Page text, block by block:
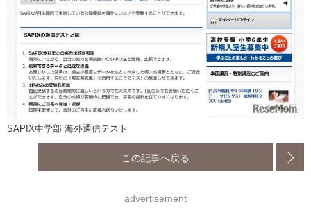
SAPIX中学部 海外通信テスト
この記事へ戻る
advertisement